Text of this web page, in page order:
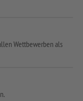
Wettbewerben als